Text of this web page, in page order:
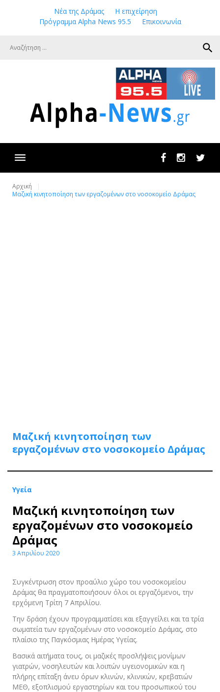
Νέα της Δράμας
Η επιχείρηση
Πρόγραμμα Alpha News 95.5
Επικοινωνία
search
FacebookInstagram
Αρχική
Μαζική κινητοποίηση των εργαζομένων στο νοσοκομείο Δράμας
Μαζική κινητοποίηση των
εργαζομένων στο νοσοκομείο Δράμας
Υγεία
Μαζική κινητοποίηση των
εργαζομένων στο νοσοκομείο
Δράμας
3 Απριλίου 2020
Συγκέντρωση στον προαύλιο χώρο του νοσοκομείου
Δράμας θα πραγματοποιήσουν όλοι οι εργαζόμενοι, την
ερχόμενη Τρίτη 7 Απριλίου.
Την δράση έχουν προγραμματίσει και εξαγγείλει και τα τρία
σωματεία των εργαζομένων στο νοσοκομείο Δράμας, στο
πλαίσιο της Παγκόσμιας Ημέρας Υγείας.
Βασικά αιτήματα τους, οι μαζικές προσλήψεις μονίμων
γιατρών, νοσηλευτών και λοιπών υγειονομικών και η
πλήρης επίταξη άνευ όρων κλινών, κλινικών, κρεβατιών
ΜΕΘ, εξοπλισμού εργαστηρίων και του προσωπικού του